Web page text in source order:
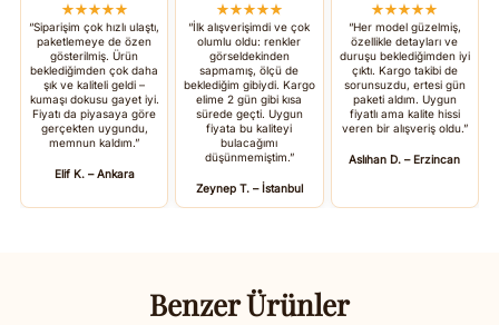
★★★★★
“Siparişim çok hızlı ulaştı,
paketlemeye de özen
gösterilmiş. Ürün
beklediğimden çok daha
şık ve kaliteli geldi –
kumaşı dokusu gayet iyi.
Fiyatı da piyasaya göre
gerçekten uygundu,
memnun kaldım.”
Elif K. – Ankara
★★★★★
“İlk alışverişimdi ve çok
olumlu oldu: renkler
görseldekinden
sapmamış, ölçü de
beklediğim gibiydi. Kargo
elime 2 gün gibi kısa
sürede geçti. Uygun
fiyata bu kaliteyi
bulacağımı
düşünmemiştim.”
Zeynep T. – İstanbul
★★★★★
“Her model güzelmiş,
özellikle detayları ve
duruşu beklediğimden iyi
çıktı. Kargo takibi de
sorunsuzdu, ertesi gün
paketi aldım. Uygun
fiyatlı ama kalite hissi
veren bir alışveriş oldu.”
Aslıhan D. – Erzincan
Benzer Ürünler